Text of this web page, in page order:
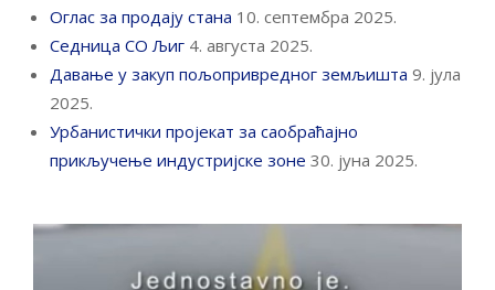
Оглас за продају стана 10. септембра 2025.
Седница СО Љиг 4. августа 2025.
Давање у закуп пољопривредног земљишта 9. јула
2025.
Урбанистички пројекат за саобраћајно
прикључење индустријске зоне 30. јуна 2025.